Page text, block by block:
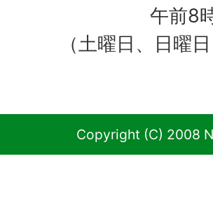
午前8
（土曜日、日曜
Copyright (C) 2008